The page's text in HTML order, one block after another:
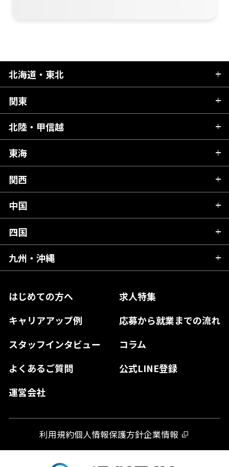
はじめての方へ
求人特集
キャリアアップ例
応募から就業までの流れ
スタッフインタビュー
コラム
よくあるご質問
公式LINE登録
運営会社
北海道・東北
北海道
青森県
秋田県
岩手県
宮城県
福島県
関東
茨城県
栃木県
群馬県
千葉県
東京都
神奈川県
北陸・甲信越
新潟県
富山県
石川県
山梨県
長野県
東海
岐阜県
静岡県
愛知県
関西
滋賀県
京都府
大阪府
奈良県
和歌山県
中国
広島県
岡山県
島根県
山口県
四国
愛媛県
徳島県
九州・沖縄
熊本県
宮崎県
鹿児島県
利用規約個人情報保護方針企業情報